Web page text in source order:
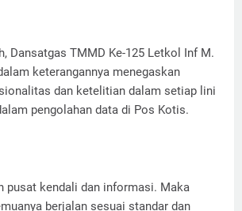
Dansatgas TMMD Ke-125 Letkol Inf M.
keterangannya menegaskan
dan ketelitian dalam setiap lini
pengolahan data di Pos Kotis.
pusat kendali dan informasi. Maka
berjalan sesuai standar dan